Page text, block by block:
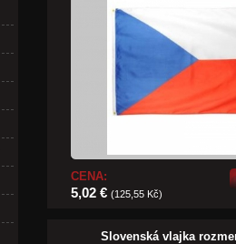
CENA:
5,02 € (125,55 Kč)
Slovenská vlajka